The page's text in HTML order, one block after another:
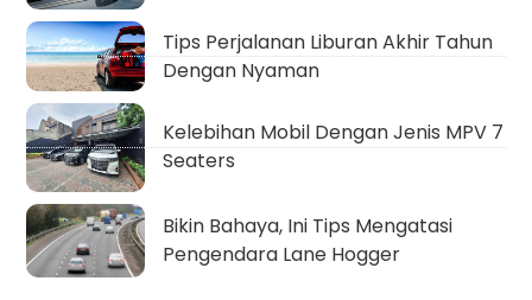
Tips Perjalanan Liburan Akhir Tahun
Dengan Nyaman
Kelebihan Mobil Dengan Jenis MPV 7
Seaters
Bikin Bahaya, Ini Tips Mengatasi
Pengendara Lane Hogger